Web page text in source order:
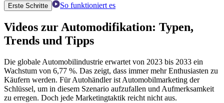
Erste Schritte So funktioniert es
Videos zur Automodifikation: Typen,
Trends und Tipps
Die globale Automobilindustrie erwartet von 2023 bis 2033 ein
Wachstum von 6,77 %. Das zeigt, dass immer mehr Enthusiasten zu
Käufern werden. Für Autohändler ist Automobilmarketing der
Schlüssel, um in diesem Szenario aufzufallen und Aufmerksamkeit
zu erregen. Doch jede Marketingtaktik reicht nicht aus.